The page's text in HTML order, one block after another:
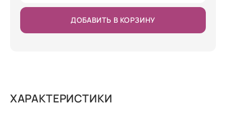
ДОБАВИТЬ В КОРЗИНУ
ХАРАКТЕРИСТИКИ